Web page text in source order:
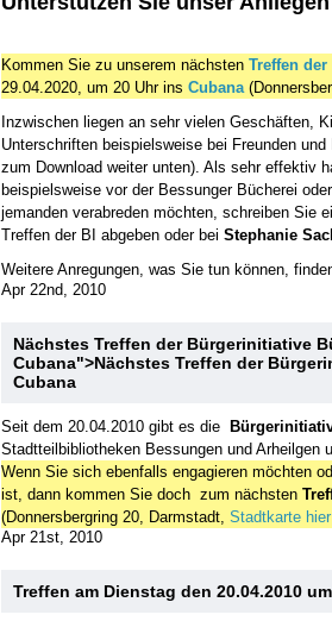
Kommen Sie zu unserem nächsten Treffen
29.04.2020, um 20 Uhr ins Cubana
Inzwischen liegen an sehr vielen Geschäften,
Unterschriften beispielsweise bei Freunden
zum Download weiter unten). Als sehr effektiv
beispielsweise vor der Bessunger Bücherei
jemanden verabreden möchten, schreiben Sie
Treffen der BI abgeben oder bei Stephanie
Weitere Anregungen, was Sie tun können,
Apr 22nd, 2010
Nächstes Treffen der Bürgerinitiative
Cubana">Nächstes Treffen der
Cubana
Seit dem 20.04.2010 gibt es die
Stadtteilbibliotheken Bessungen und Arheilgen
Wenn Sie sich ebenfalls engagieren möchten
ist, dann kommen Sie doch zum nächsten
(Donnersbergring 20, Darmstadt, Stadtkarte hier
Apr 21st, 2010
Treffen am Dienstag den 20.04.2010